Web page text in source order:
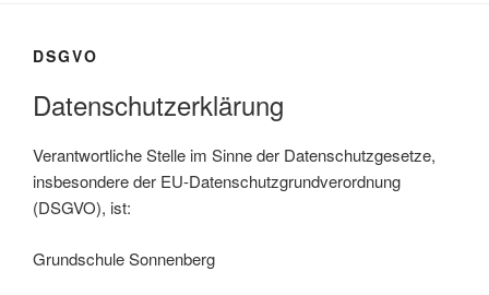
DSGVO
Datenschutzerklärung
Verantwortliche Stelle im Sinne der Datenschutzgesetze,
insbesondere der EU-Datenschutzgrundverordnung
(DSGVO), ist:
Grundschule Sonnenberg